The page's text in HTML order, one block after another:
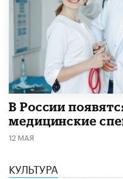
В России
медицинские
12 МАЯ
КУЛЬТУРА